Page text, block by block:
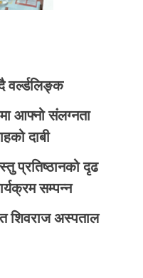
वर्ल्डलिङ्क
आफ्नो संलग्नता
दाबी
प्रतिष्ठानको दृढ
सम्पन्न
शिवराज अस्पताल